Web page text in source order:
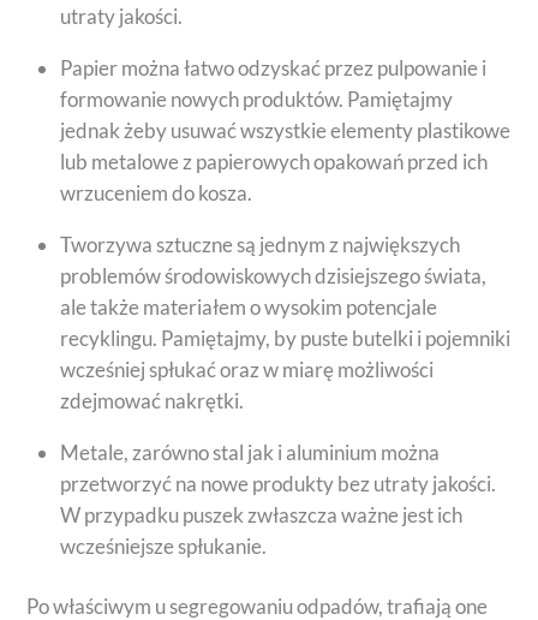
utraty jakości.
Papier można łatwo odzyskać przez pulpowanie i
formowanie nowych produktów. Pamiętajmy
jednak żeby usuwać wszystkie elementy plastikowe
lub metalowe z papierowych opakowań przed ich
wrzuceniem do kosza.
Tworzywa sztuczne są jednym z największych
problemów środowiskowych dzisiejszego świata,
ale także materiałem o wysokim potencjale
recyklingu. Pamiętajmy, by puste butelki i pojemniki
wcześniej spłukać oraz w miarę możliwości
zdejmować nakrętki.
Metale, zarówno stal jak i aluminium można
przetworzyć na nowe produkty bez utraty jakości.
W przypadku puszek zwłaszcza ważne jest ich
wcześniejsze spłukanie.
Po właściwym u segregowaniu odpadów, trafiają one